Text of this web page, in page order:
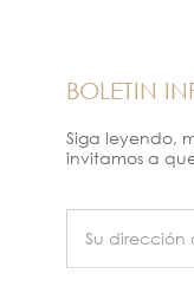
BOLETIN
Siga leyendo,
invitamos a